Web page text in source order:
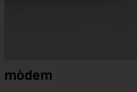
mòdem